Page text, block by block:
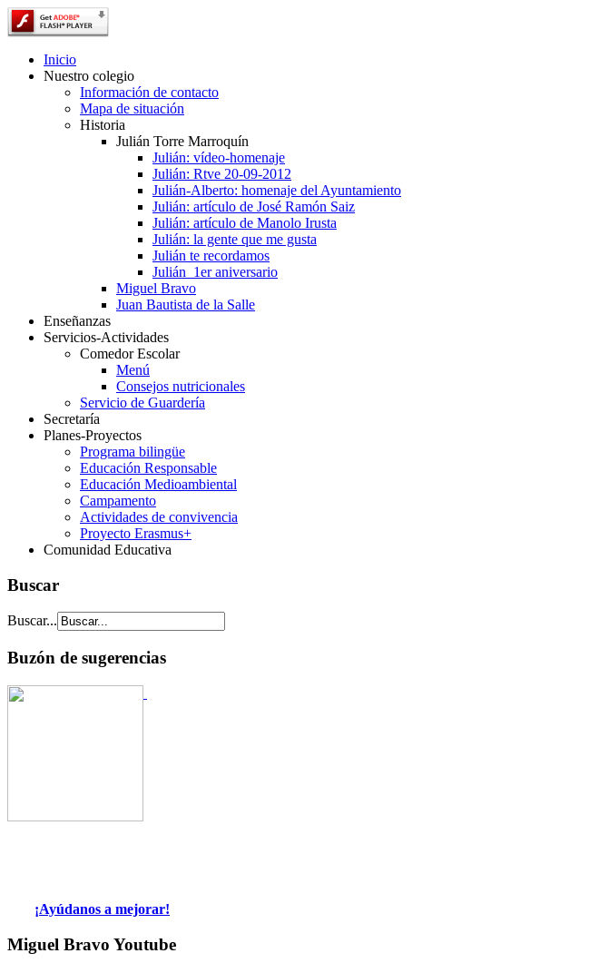
Inicio
Nuestro colegio
Información de contacto
Mapa de situación
Historia
Julián Torre Marroquín
Julián: vídeo-homenaje
Julián: Rtve 20-09-2012
Julián-Alberto: homenaje del Ayuntamiento
Julián: artículo de José Ramón Saiz
Julián: artículo de Manolo Irusta
Julián: la gente que me gusta
Julián te recordamos
Julián_1er aniversario
Miguel Bravo
Juan Bautista de la Salle
Enseñanzas
Servicios-Actividades
Comedor Escolar
Menú
Consejos nutricionales
Servicio de Guardería
Secretaría
Planes-Proyectos
Programa bilingüe
Educación Responsable
Educación Medioambiental
Campamento
Actividades de convivencia
Proyecto Erasmus+
Comunidad Educativa
Buscar
Buscar...
Buzón de sugerencias
¡Ayúdanos a mejorar!
Miguel Bravo Youtube